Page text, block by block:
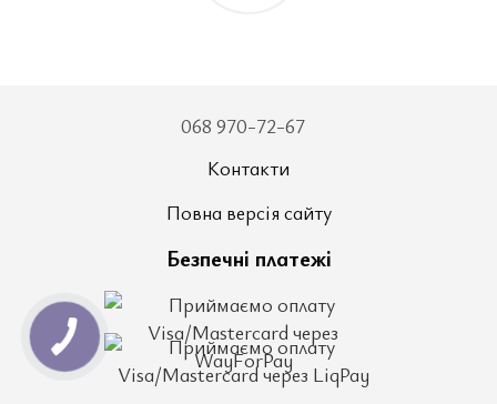
068 970-72-67
Контакти
Повна версія сайту
Безпечні платежі